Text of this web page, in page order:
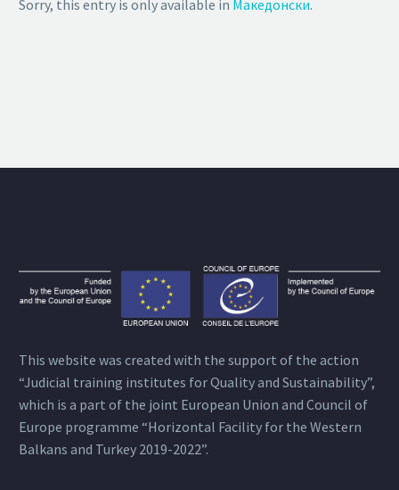
Sorry, this entry is only available in Македонски.
This website was created with the support of the action
“Judicial training institutes for Quality and Sustainability”,
which is a part of the joint European Union and Council of
Europe programme “Horizontal Facility for the Western
Balkans and Turkey 2019-2022”.